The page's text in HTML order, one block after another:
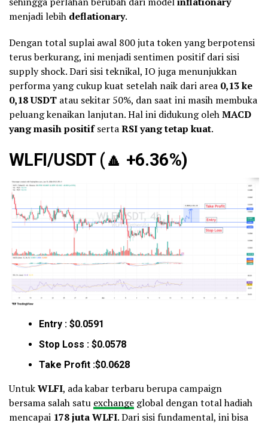
menjadi lebih deflationary.
Dengan total suplai awal 800 juta token yang berpotensi
terus berkurang, ini menjadi sentimen positif dari sisi
supply shock. Dari sisi teknikal, IO juga menunjukkan
performa yang cukup kuat setelah naik dari area 0,13 ke
0,18 USDT atau sekitar 50%, dan saat ini masih membuka
peluang kenaikan lanjutan. Hal ini didukung olehMACD
yang masih positifsertaRSI yang tetap kuat.
WLFI/USDT (🔼 +6.36%)
Entry : $0.0591
Stop Loss : $0.0578
Take Profit :$0.0628
UntukWLFI, ada kabar terbaru berupa campaign
bersama salah satu exchange global dengan total hadiah
mencapai 178 juta WLFI. Dari sisi fundamental, ini bisa